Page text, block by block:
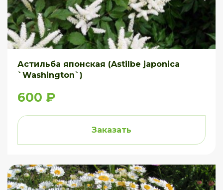
Астильба японская (Astilbe japonica
`Washington`)
600 ₽
Заказать